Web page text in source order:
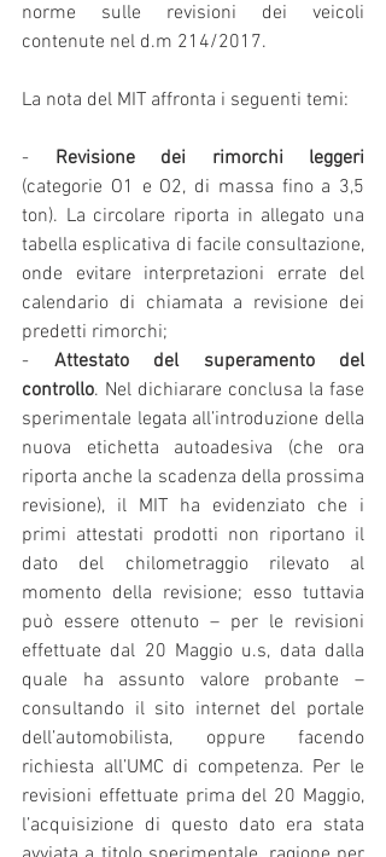
norme sulle revisioni dei veicoli
contenute nel d.m 214/2017.
La nota del MIT affronta i seguenti temi:
- Revisione dei rimorchi leggeri
(categorie O1 e O2, di massa fino a 3,5
ton). La circolare riporta in allegato una
tabella esplicativa di facile consultazione,
onde evitare interpretazioni errate del
calendario di chiamata a revisione dei
predetti rimorchi;
- Attestato del superamento del
controllo. Nel dichiarare conclusa la fase
sperimentale legata all’introduzione della
nuova etichetta autoadesiva (che ora
riporta anche la scadenza della prossima
revisione), il MIT ha evidenziato che i
primi attestati prodotti non riportano il
dato del chilometraggio rilevato al
momento della revisione; esso tuttavia
può essere ottenuto – per le revisioni
effettuate dal 20 Maggio u.s, data dalla
quale ha assunto valore probante –
consultando il sito internet del portale
dell’automobilista, oppure facendo
richiesta all’UMC di competenza. Per le
revisioni effettuate prima del 20 Maggio,
l’acquisizione di questo dato era stata